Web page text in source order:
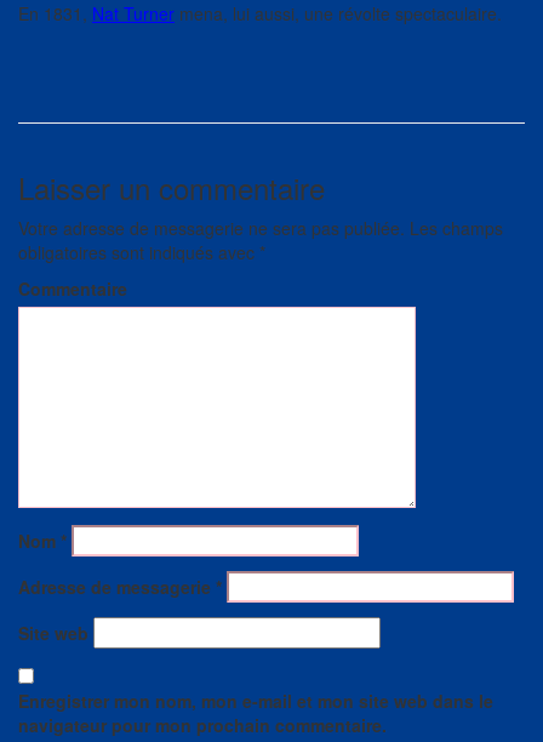
En 1831, Nat Turner mena, lui aussi, une révolte spectaculaire.
Laisser un commentaire
Votre adresse de messagerie ne sera pas publiée. Les champs
obligatoires sont indiqués avec *
Commentaire
Nom *
Adresse de messagerie *
Site web
Enregistrer mon nom, mon e-mail et mon site web dans le
navigateur pour mon prochain commentaire.